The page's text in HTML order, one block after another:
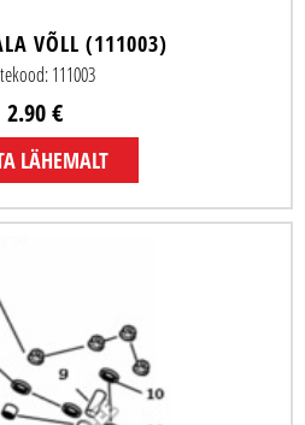
VÕLL (111003)
111003
2.90 €
LÄHEMALT